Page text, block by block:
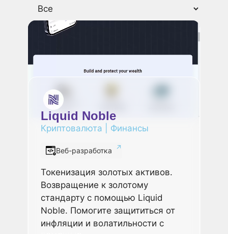
Liquid Noble
Криптовалюта Финансы
Веб-разработка
Токенизация золотых активов.
Возвращение к золотому
стандарту с помощью Liquid
Noble. Помогите защититься от
инфляции и волатильности с